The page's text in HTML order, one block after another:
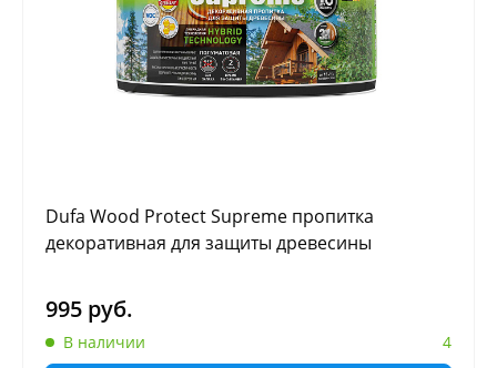
Dufa Wood Protect Supreme пропитка
декоративная для защиты древесины
В наличии 4
995 руб.